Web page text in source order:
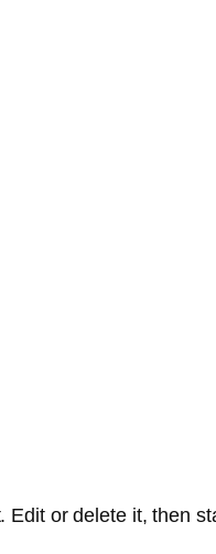
Edit or delete it, then